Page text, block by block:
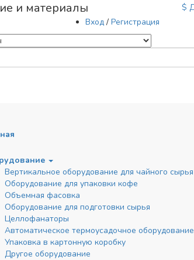
и материалы
Вход / Регистрация
чайного сырья
кофе
сырья
Вертикальное оборудование для чайного сырья
Оборудование для упаковки кофе
Объемная фасовка
Оборудование для подготовки сырья
Целлофанаторы
Автоматическое термоусадочное оборудование
Упаковка в картонную коробку
Другое оборудование